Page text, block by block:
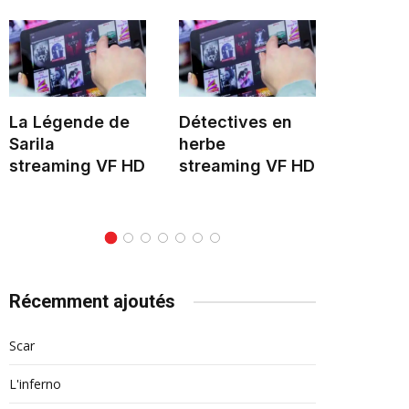
La Légende de
Sarila
streaming VF HD
Détectives en
herbe
streaming VF HD
Récemment ajoutés
Scar
L'inferno